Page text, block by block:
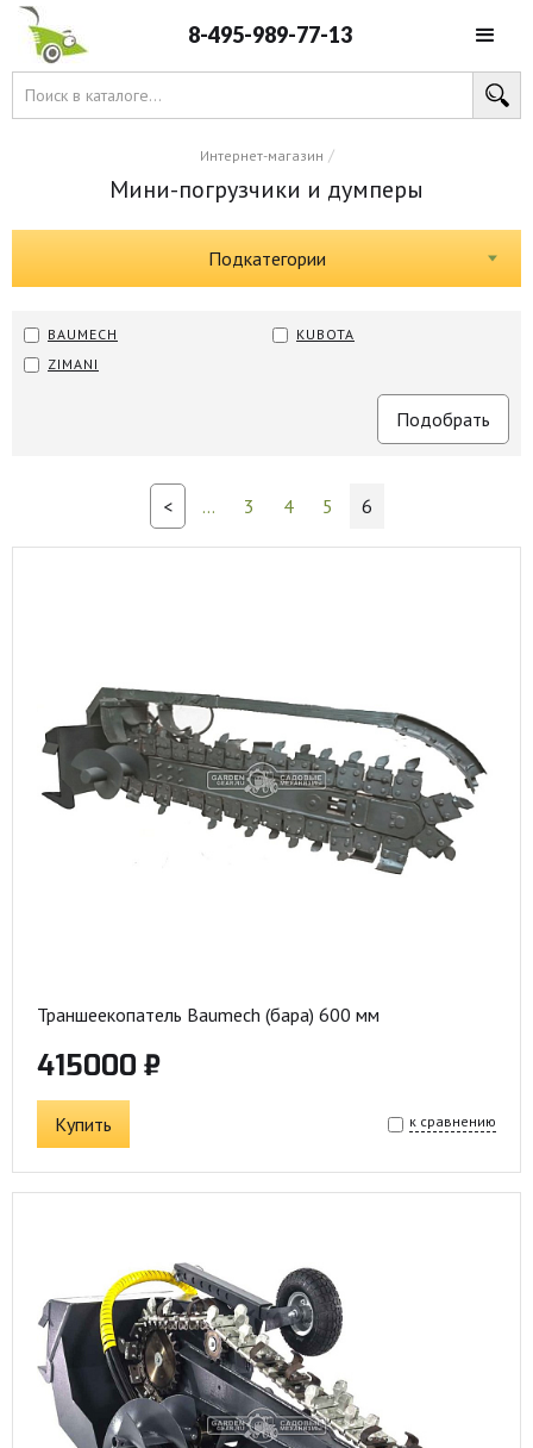
8-495-989-77-13
Интернет-магазин /
Мини-погрузчики и думперы
Подкатегории
BAUMECH
KUBOTA
ZIMANI
< ... 3 4 5 6
Траншеекопатель Baumech (бара) 600 мм
415000 ₽
Купить к сравнению